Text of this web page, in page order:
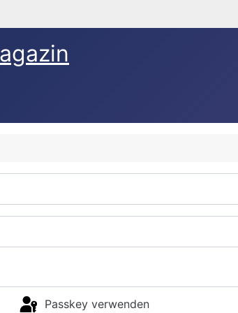
Passkey verwenden